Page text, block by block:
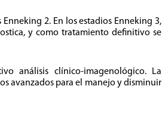
2. En los estadios Enneking 3,
y como tratamiento definitivo se
análisis clínico-imagenológico. La
avanzados para el manejo y disminuir